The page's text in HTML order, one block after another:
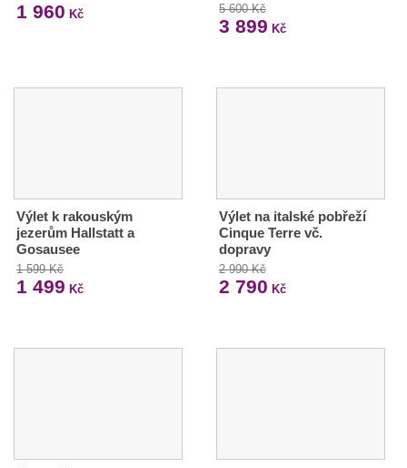
1 960 Kč 5 600 Kč
3 899 Kč
Výlet k rakouským
jezerům Hallstatt a
Gosausee
1 599 Kč
1 499 Kč
Výlet na italské pobřeží
Cinque Terre vč.
dopravy
2 990 Kč
2 790 Kč